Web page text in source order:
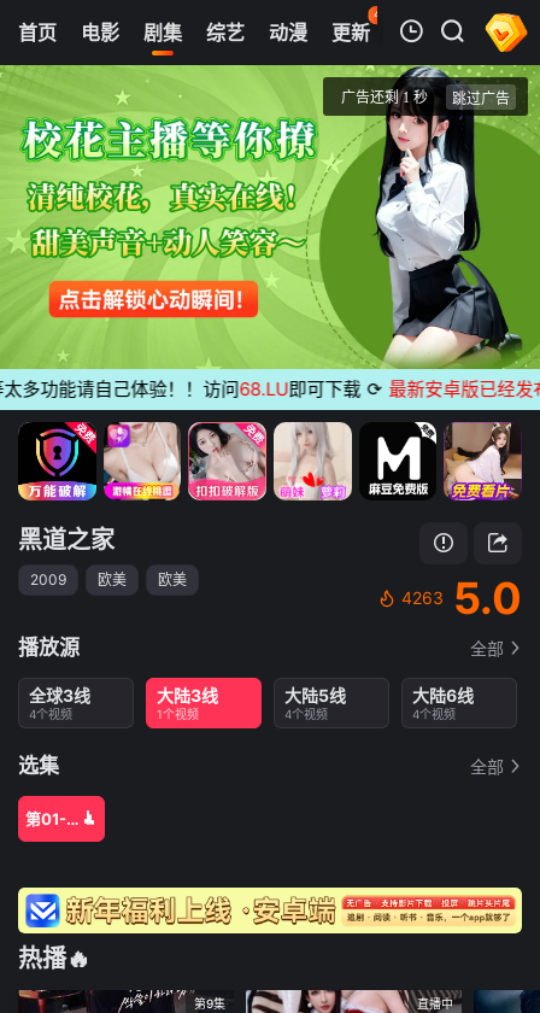
首页 电影 剧集 综艺 动漫 更新
42
热榜 APP
我的观影记录
第01-04集
黑道之家
清空
能请自己体验！！访问 68.LU即可下载 ⟳ 最新安卓版已经发布无
黑道之家
2009 欧美 欧美
4263 5.0
播放源 全部
全球3线
4个视频
大陆3线
1个视频
大陆5线
4个视频
大陆6线
4个视频
选集 全部
第01-04集
热播🔥
第9集 直播中